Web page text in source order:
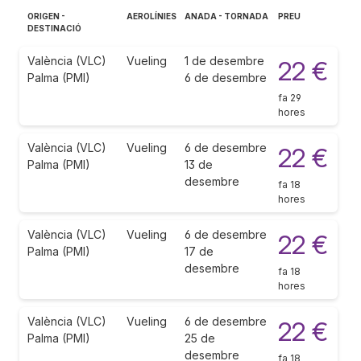
ORIGEN -
DESTINACIÓ
AEROLÍNIES ANADA - TORNADA PREU
València (VLC)
Palma (PMI)
Vueling
1 de desembre
6 de desembre
22 €
fa 29
hores
València (VLC)
Palma (PMI)
Vueling
6 de desembre
13 de
desembre
22 €
fa 18
hores
València (VLC)
Palma (PMI)
Vueling
6 de desembre
17 de
desembre
22 €
fa 18
hores
València (VLC)
Palma (PMI)
Vueling
6 de desembre
25 de
desembre
22 €
fa 18